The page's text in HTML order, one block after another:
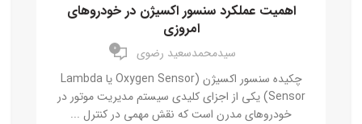
اهمیت عملکرد سنسور اکسیژن در خودروهای
امروزی
سیدمحمدسعید رضوی ۰
چکیده سنسور اکسیژن (Oxygen Sensor یا Lambda
Sensor) یکی از اجزای کلیدی سیستم مدیریت موتور در
خودروهای مدرن است که نقش مهمی در کنترل ...